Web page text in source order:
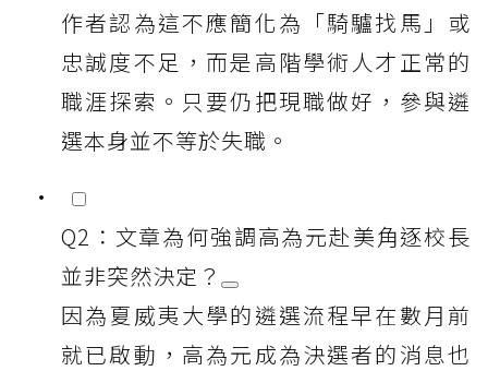
作者認為這不應簡化為「騎驢找馬」或
忠誠度不足，而是高階學術人才正常的
職涯探索。只要仍把現職做好，參與遴
選本身並不等於失職。
Q2：文章為何強調高為元赴美角逐校長
並非突然決定？
因為夏威夷大學的遴選流程早在數月前
就已啟動，高為元成為決選者的消息也